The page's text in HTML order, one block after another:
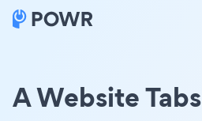
A Website Tabs